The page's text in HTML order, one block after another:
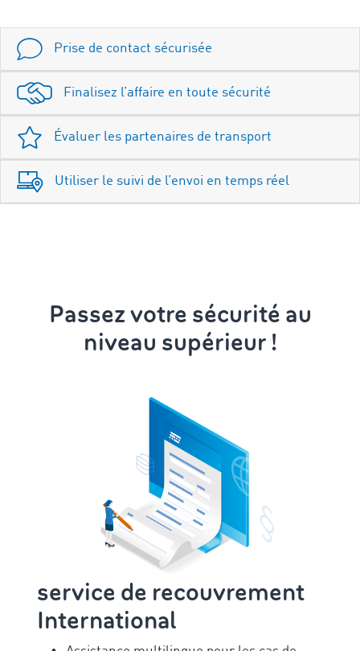
Prise de contact sécurisée
Finalisez l’affaire en toute sécurité
Évaluer les partenaires de transport
Utiliser le suivi de l’envoi en temps réel
Passez votre sécurité au
niveau supérieur !
service de recouvrement
International